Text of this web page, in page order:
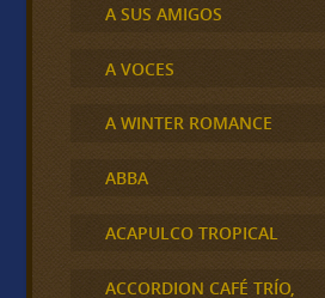
A SUS AMIGOS
A VOCES
A WINTER ROMANCE
ABBA
ACAPULCO TROPICAL
ACCORDION CAFÉ TRÍO,